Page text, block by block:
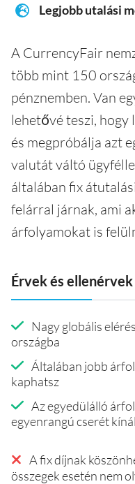
Legjobb utalási
A CurrencyFair
több mint 150
pénznemben. Van
lehetővé teszi,
és megpróbálja azt
valutát váltó
általában fix
felárral járnak, ami
árfolyamokat is
Érvek és ellenérvek
Nagy globális
országba
Általában jobb
kaphatsz
Az egyedülálló
egyenrangú cserét kínál
A fix díjnak
összegek esetén nem